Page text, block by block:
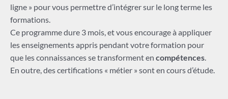
ligne » pour vous permettre d’intégrer sur le long terme les
formations.
Ce programme dure 3 mois, et vous encourage à appliquer
les enseignements appris pendant votre formation pour
que les connaissances se transforment en compétences.
En outre, des certifications « métier » sont en cours d’étude.